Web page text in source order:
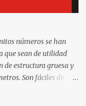
números se han
que sean de utilidad
de estructura gruesa y
Son fáciles de